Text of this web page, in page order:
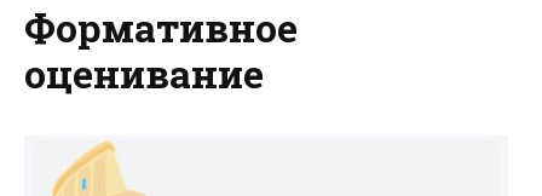
Формативное
оценивание